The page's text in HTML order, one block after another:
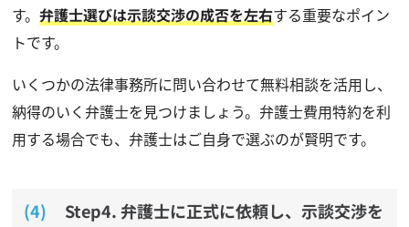
す。 弁護士選びは示談交渉の成否を左右する重要なポイン
トです。
いくつかの法律事務所に問い合わせて無料相談を活用し、
納得のいく弁護士を見つけましょう。弁護士費用特約を利
用する場合でも、弁護士はご自身で選ぶのが賢明です。
Step4. 弁護士に正式に依頼し、示談交渉を